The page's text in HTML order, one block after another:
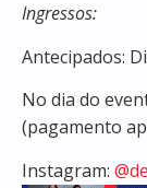
Ingressos:
Antecipados:
No dia do
(pagamento
Instagram: